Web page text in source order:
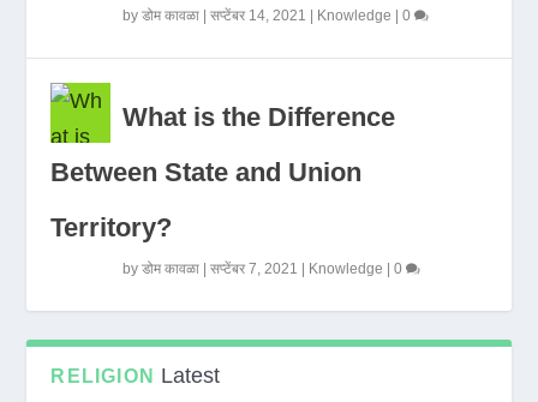
byडोम कावळा |सप्टेंबर 14, 2021 Knowledge |0
What is the Difference
Between State and Union
Territory?
byडोम कावळा |सप्टेंबर 7, 2021 Knowledge |0
RELIGION Latest